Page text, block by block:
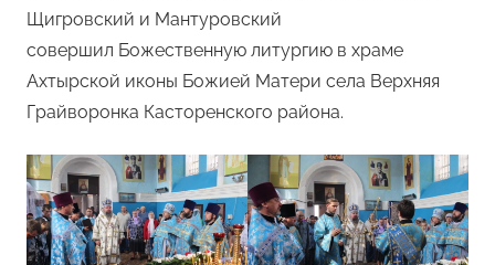
Щигровский и Мантуровский
совершил Божественную литургию в храме
Ахтырской иконы Божией Матери села Верхняя
Грайворонка Касторенского района.